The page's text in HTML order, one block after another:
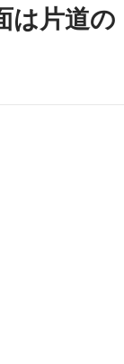
は片道の